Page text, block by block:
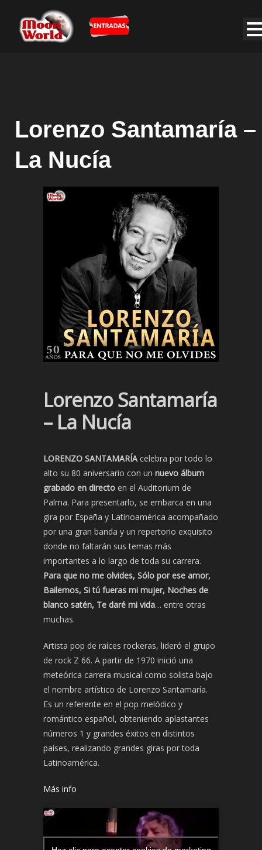
Lorenzo Santamaría –
La Nucía
Lorenzo Santamaría
– La Nucía
LORENZO SANTAMARÍAcelebra por todo lo
alto su 80 aniversario con un nuevo álbum
grabado en directo en el Auditorium de
Palma. Para presentarlo, se embarca en una
gira por España y Latinoamérica acompañado
por una gran banda y un repertorio exquisito
donde no faltarán sus temas más
importantes a lo largo de toda su carrera.
Para que no me olvides, Sólo por ese amor,
Bailemos, Si tú fueras mi mujer, Noches de
blanco satén, Te daré mi vida… entre otras
muchas.
Artista pop de raíces rockeras, lideró el grupo
de rock Z 66. A partir de 1970 inició una
meteórica carrera musical como solista bajo
el nombre artístico de Lorenzo Santamaría.
Es un referente en el pop melódico y
romántico español, obteniendo aplastantes
números 1 y grandes éxitos en distintos
países, realizando grandes giras por toda
Latinoamérica.
Más info